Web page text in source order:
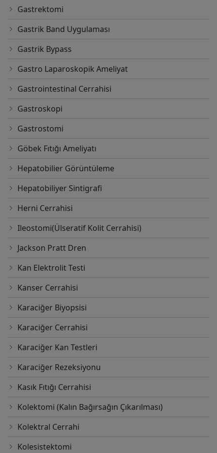
Gastrektomi
Gastrik Band Uygulaması
Gastrik Bypass
Gastro Laparoskopik Ameliyat
Gastrointestinal Cerrahisi
Gastroskopi
Gastrostomi
Göbek Fıtığı Ameliyatı
Hepatobilier Görüntüleme
Hepatobiliyer Sintigrafi
Herni Cerrahisi
Ileostomi(Ülseratif Kolit Cerrahisi)
Jackson Pratt Dren
Kan Elektrolit Testi
Kanser Cerrahisi
Karaciğer Biyopsisi
Karaciğer Cerrahisi
Karaciğer Kan Testleri
Karaciğer Rezeksiyonu
Kasık Fıtığı Cerrahisi
Kolektomi (Kalın Bağırsağın Çıkarılması)
Kolektral Cerrahi
Kolesistektomi